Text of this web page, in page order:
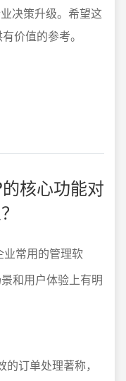
决策升级。希望这
价值的参考。
核心功能对
业常用的管理软
和用户体验上有明
的订单处理著称，